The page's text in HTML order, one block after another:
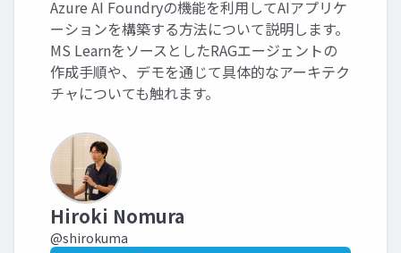
Azure AI Foundryの機能を利用してAIアプリケ
ーションを構築する方法について説明します。
MS LearnをソースとしたRAGエージェントの
作成手順や、デモを通じて具体的なアーキテク
チャについても触れます。
Hiroki Nomura
@shirokuma